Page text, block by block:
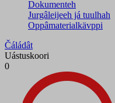
Dokumenteh
Jurgâleijeeh já tuulhah
Oppâmaterialkävppi
Čáládât
Uástuskoori
0